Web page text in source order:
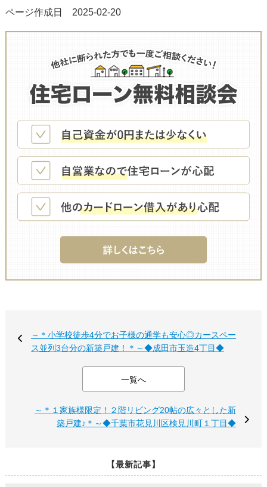
ページ作成日 2025-02-20
～＊小学校徒歩4分でお子様の通学も安心◎カースペー
ス並列3台分の新築戸建！＊～◆成田市玉造4丁目◆
一覧へ
～＊１家族様限定！２階リビング20帖の広々とした新
築戸建♪＊～◆千葉市花見川区検見川町１丁目◆
【最新記事】